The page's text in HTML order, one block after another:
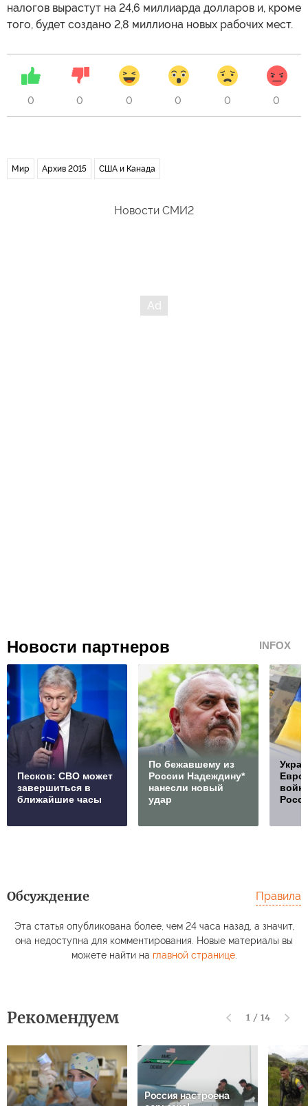
налогов вырастут на 24,6 миллиарда долларов и, кроме
того, будет создано 2,8 миллиона новых рабочих мест.
0 0 0 0 0 0
Мир Архив 2015 США и Канада
Новости СМИ2
Новости партнеров INFOX
Песков: СВО может
завершиться в
ближайшие часы
По бежавшему из
России Надеждину*
нанесли новый
удар
Обсуждение Правила
Эта статья опубликована более, чем 24 часа назад, а значит,
она недоступна для комментирования. Новые материалы вы
можете найти на главной странице.
Рекомендуем 1 / 14
Россия настроена